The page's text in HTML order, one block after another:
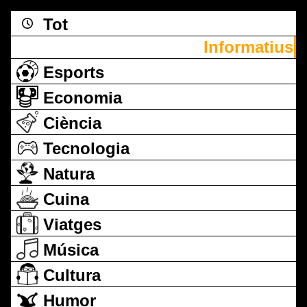
Tot
Informatius
Esports
Economia
Ciència
Tecnologia
Natura
Cuina
Viatges
Música
Cultura
Humor